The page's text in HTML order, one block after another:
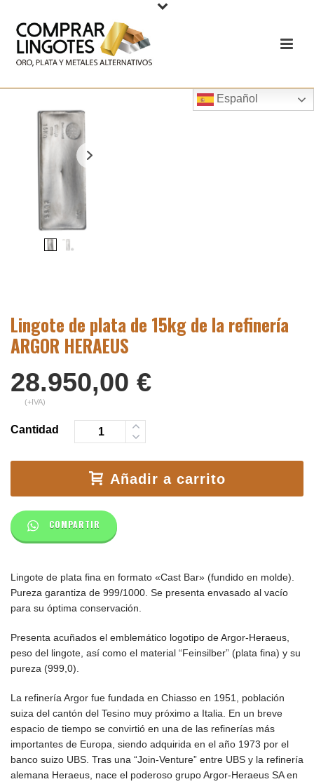
Español
Lingote de plata de 15kg de la refinería
ARGOR HERAEUS
28.950,00 €
(+IVA)
Cantidad
Añadir a carrito
COMPARTIR
Lingote de plata fina en formato «Cast Bar» (fundido en molde).
Pureza garantiza de 999/1000. Se presenta envasado al vacío
para su óptima conservación.
Presenta acuñados el emblemático logotipo de Argor-Heraeus,
peso del lingote, así como el material “Feinsilber” (plata fina) y su
pureza (999,0).
La refinería Argor fue fundada en Chiasso en 1951, población
suiza del cantón del Tesino muy próximo a Italia. En un breve
espacio de tiempo se convirtió en una de las refinerías más
importantes de Europa, siendo adquirida en el año 1973 por el
banco suizo UBS. Tras una “Join-Venture” entre UBS y la refinería
alemana Heraeus, nace el poderoso grupo Argor-Heraeus SA en